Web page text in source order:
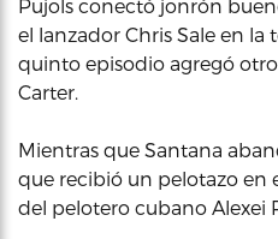
Pujols conectó jonrón
el lanzador Chris Sale en la
quinto episodio agregó
Carter.
Mientras que Santana
que recibió un pelotazo en
del pelotero cubano Alexei